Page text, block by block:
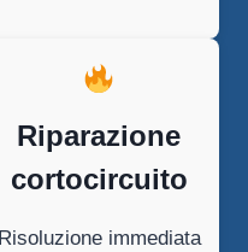
Riparazione
cortocircuito
Risoluzione immediata